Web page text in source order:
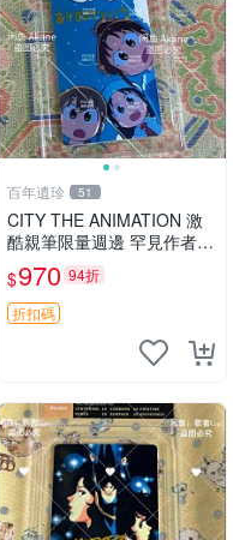
百年遺珍 51
CITY THE ANIMATION 激
酷親筆限量週邊 罕見作者簽
名收藏 現代潮流擺飾 9x9c
m 專家推薦 國際珍藏款 周
邊 照片周邊 尺寸 收藏品
$970 94折
折扣碼